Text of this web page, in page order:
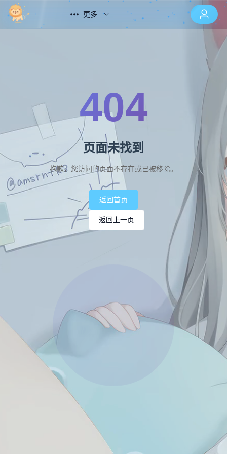
更多
404
页面未找到
抱歉，您访问的页面不存在或已被移除。
返回首页
返回上一页